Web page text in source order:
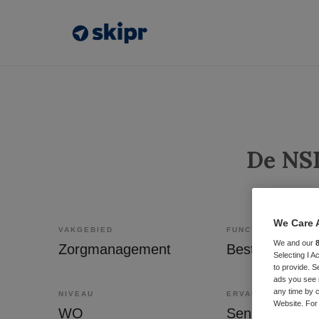
De
VAKGEBIED
Zorgmanagement
FUNCTIE
Bestuurder
NIVEAU
WO
ERVARING
Senior
We Care
We and our
Selecting I
to provide.
ads you see
any time by
Website.